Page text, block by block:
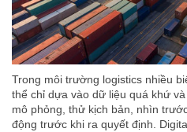
Trong môi trường logistics nhiều
thể chỉ dựa vào dữ liệu quá khứ
mô phỏng, thử kịch bản, nhìn
động trước khi ra quyết định.